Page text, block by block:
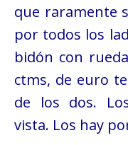
que raramente
por todos los
bidón con
ctms, de euro
de los dos.
vista. Los hay